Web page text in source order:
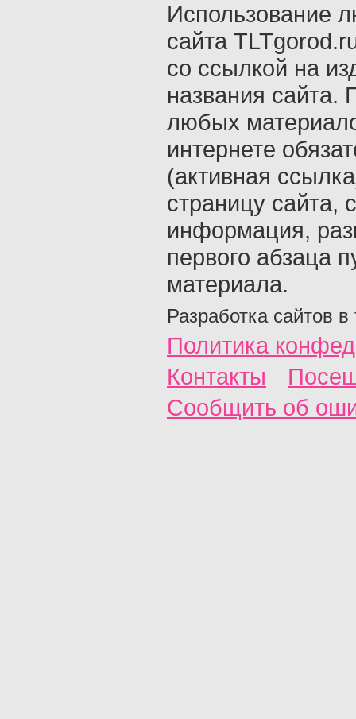
Использование
сайта
со ссылкой на
названия сайта.
любых
интернете
(активная
страницу сайта,
информация,
первого абзаца
материала.
Разработка сайтов в
Политика
Контакты
Сообщить об